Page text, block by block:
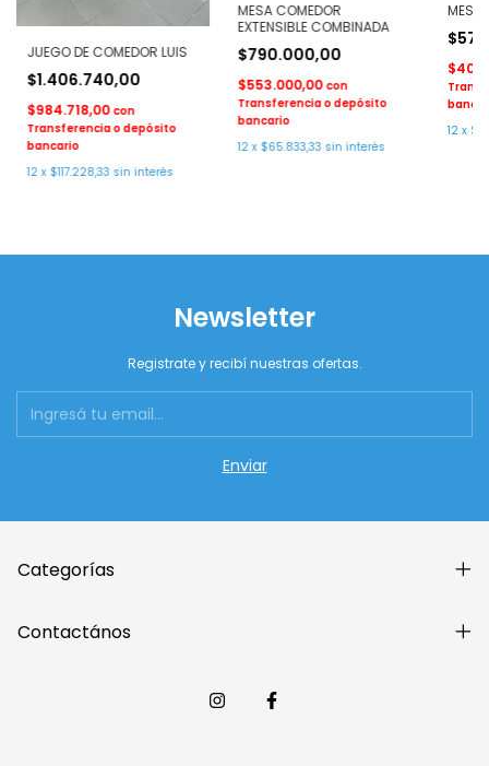
JUEGO DE COMEDOR LUIS
$1.406.740,00
$984.718,00 con
Transferencia o depósito
bancario
12 x $117.228,33 sin interés
MESA COMEDOR
EXTENSIBLE COMBINADA
$790.000,00
$553.000,00 con
Transferencia o depósito
bancario
12 x $65.833,33 sin interés
MESA
12 x
Newsletter
Registrate y recibí nuestras ofertas.
Categorías
Contactános